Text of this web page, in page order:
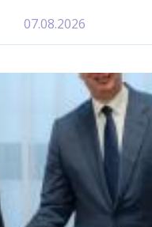
07.08.2026